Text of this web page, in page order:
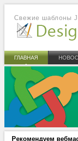
Свежие шаблоны
ГЛАВНАЯ
Рекомендуем